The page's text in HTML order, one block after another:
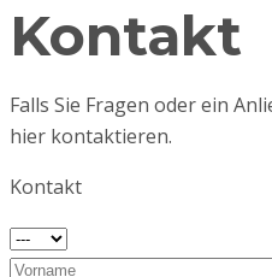
Kontakt
Falls Sie Fragen oder ein
hier kontaktieren.
Kontakt